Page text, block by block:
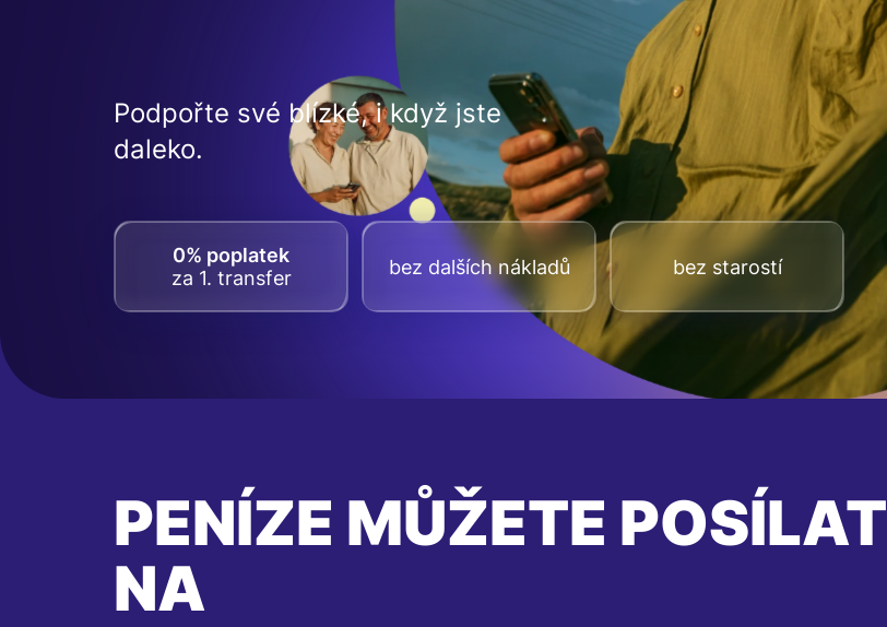
Podpořte své blízké, i když jste
daleko.
0% poplatek
za 1. transfer
bez dalších nákladů bez starostí
PENÍZE MŮŽETE POSÍLAT
NA